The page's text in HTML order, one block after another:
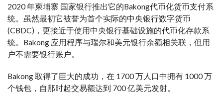
2020 年柬埔寨 国家银行推出它的Bakong代币化货币支付系
统。虽然最初它被誉为首个实际的中央银行数字货币
(CBDC)，更接近于使用中央银行基础设施的代币化存款系
统。Bakong 应用程序与瑞尔和美元银行余额相关联，但用
户不需要银行账户。
Bakong 取得了巨大的成功，在 1700 万人口中拥有 1000 万
个钱包，自那时起交易额达到 700 亿美元发射。